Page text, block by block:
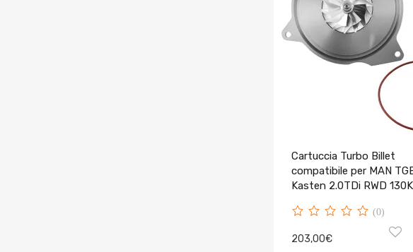
Cartuccia Turbo Billet
compatibile per MAN
Kasten 2.0TDi RWD
(0)
203,00€